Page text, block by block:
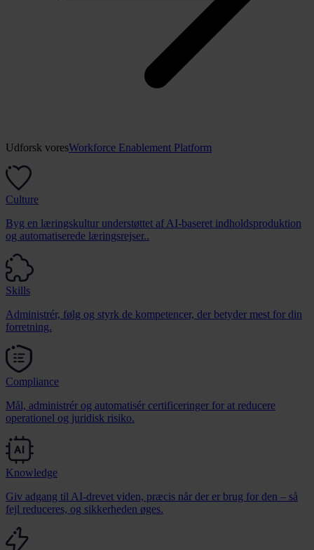
Udforsk voresWorkforce Enablement Platform
Culture
Byg en læringskultur understøttet af AI-baseret indholdsproduktion
og automatiserede læringsrejser..
Skills
Administrér, følg og styrk de kompetencer, der betyder mest for din
forretning.
Compliance
Mål, administrér og automatisér certificeringer for at reducere
operationel og juridisk risiko.
Knowledge
Giv adgang til AI-drevet viden, præcis når der er brug for den – så
fejl reduceres, og sikkerheden øges.